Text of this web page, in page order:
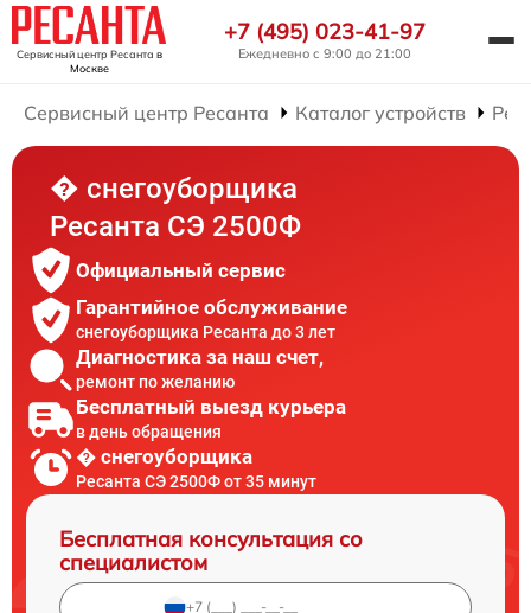
Сервисный центр Ресанта в
Москве
+7 (495) 023-41-97
Ежедневно с 9:00 до 21:00
Сервисный центр Ресанта Каталог устройств
� снегоуборщика
Ресанта СЭ 2500Ф
Официальный сервис
Гарантийное обслуживание
снегоуборщика Ресанта до 3 лет
Диагностика за наш счет,
ремонт по желанию
Бесплатный выезд курьера
в день обращения
� снегоуборщика
Ресанта СЭ 2500Ф от 35 минут
Бесплатная консультация со
специалистом